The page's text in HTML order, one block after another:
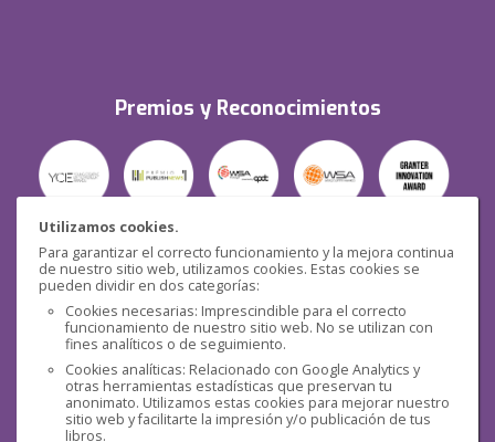
Utilizamos cookies.
Para garantizar el correcto funcionamiento y la mejora continua
de nuestro sitio web, utilizamos cookies. Estas cookies se
pueden dividir en dos categorías:
Cookies necesarias: Imprescindible para el correcto
funcionamiento de nuestro sitio web. No se utilizan con
fines analíticos o de seguimiento.
Cookies analíticas: Relacionado con Google Analytics y
otras herramientas estadísticas que preservan tu
anonimato. Utilizamos estas cookies para mejorar nuestro
sitio web y facilitarte la impresión y/o publicación de tus
libros.
Premios y Reconocimientos
Seguridad
Redes sociales